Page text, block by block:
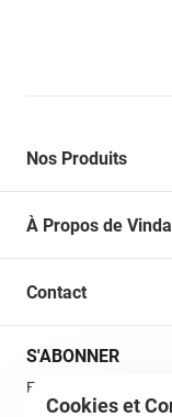
Cookies et
Nos Produits
À Propos de Vinda
Contact
S'ABONNER
En vous abonnant à